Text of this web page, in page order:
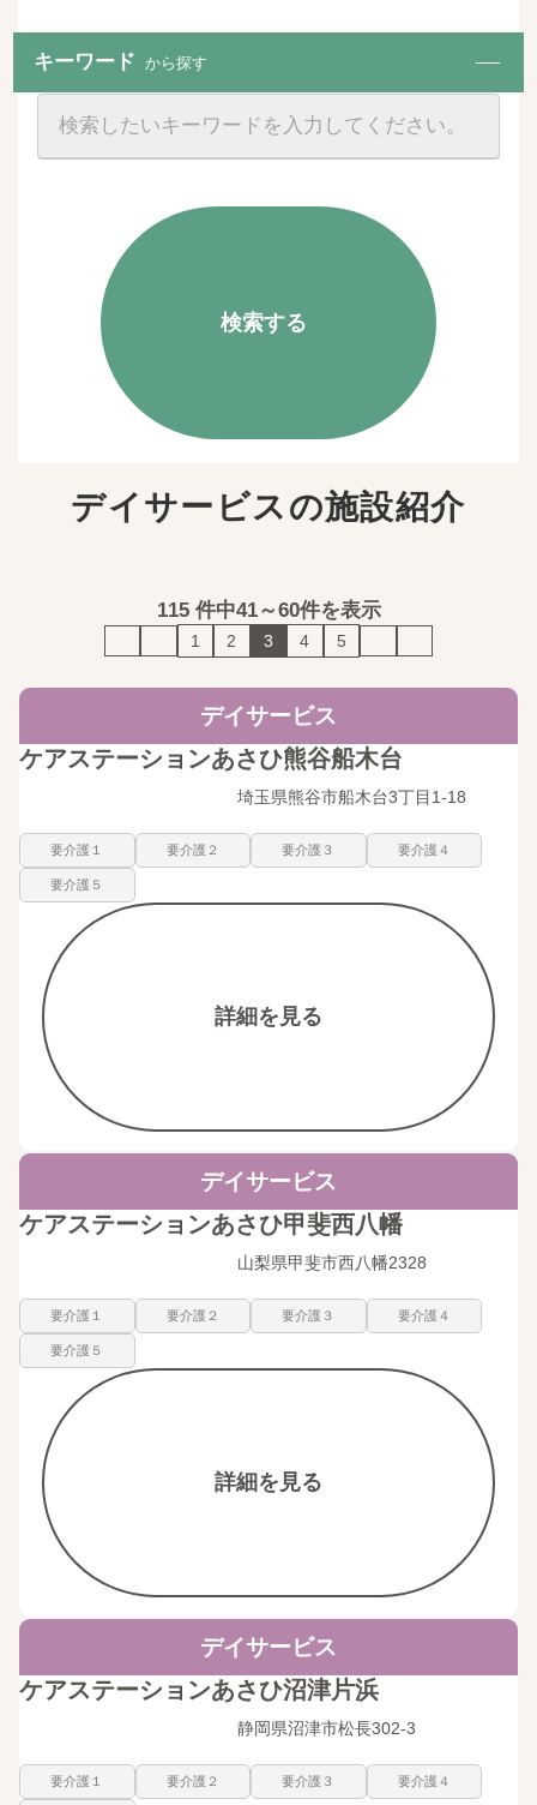
キーワード から探す
検索する
デイサービスの施設紹介
115件中41～60件を表示
1 2 3 4 5
デイサービス
ケアステーションあさひ熊谷船木台
埼玉県熊谷市船木台3丁目1-18
要介護１ 要介護２ 要介護３ 要介護４
要介護５
詳細を見る
デイサービス
ケアステーションあさひ甲斐西八幡
山梨県甲斐市西八幡2328
要介護１ 要介護２ 要介護３ 要介護４
要介護５
詳細を見る
デイサービス
ケアステーションあさひ沼津片浜
静岡県沼津市松長302-3
要介護１ 要介護２ 要介護３ 要介護４